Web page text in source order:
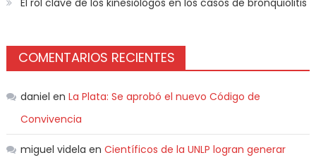
El rol clave de los kinesiólogos en los casos de bronquiolitis
COMENTARIOS RECIENTES
daniel en La Plata: Se aprobó el nuevo Código de
Convivencia
miguel videla en Científicos de la UNLP logran generar